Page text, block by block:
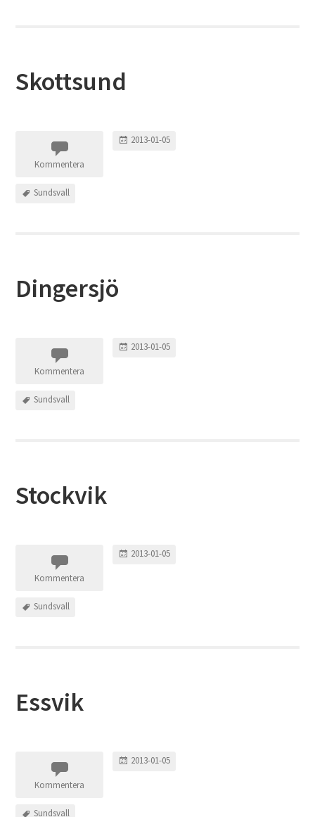
Skottsund
Kommentera
2013-01-05
Sundsvall
Dingersjö
Kommentera
2013-01-05
Sundsvall
Stockvik
Kommentera
2013-01-05
Sundsvall
Essvik
Kommentera
2013-01-05
Sundsvall